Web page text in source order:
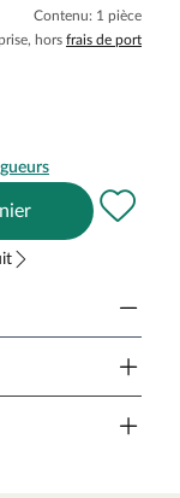
Contenu: 1 pièce
hors frais de port